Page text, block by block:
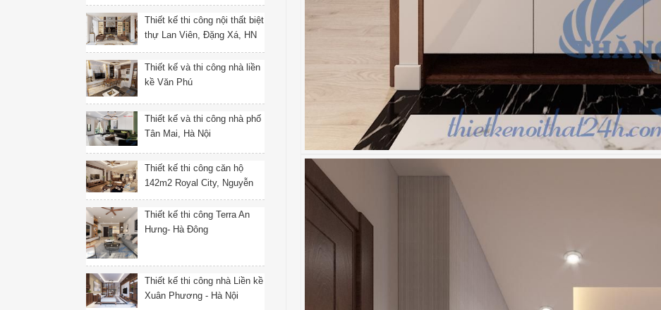
Thiết kế thi công nội thất biệt
thự Lan Viên, Đặng Xá, HN
Thiết kế và thi công nhà liền
kề Văn Phú
Thiết kế và thi công nhà phố
Tân Mai, Hà Nội
Thiết kế thi công căn hộ
142m2 Royal City, Nguyễn
Trãi, Thanh Xuân, Hà Nội
Thiết kế thi công Terra An
Hưng- Hà Đông
Thiết kế thi công nhà Liền kề
Xuân Phương - Hà Nội